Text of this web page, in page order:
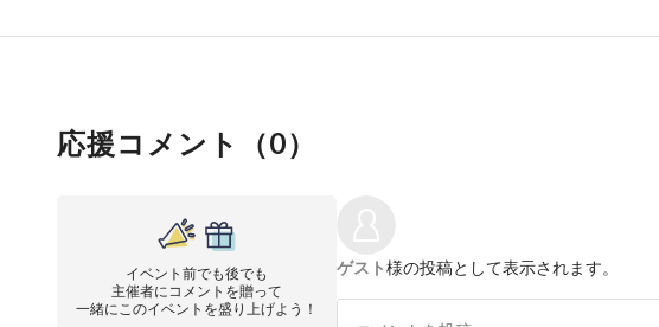
応援コメント（0）
イベント前でも後でも
主催者にコメントを贈って
一緒にこのイベントを盛り上げよう！
ゲスト様の投稿として表示されます。